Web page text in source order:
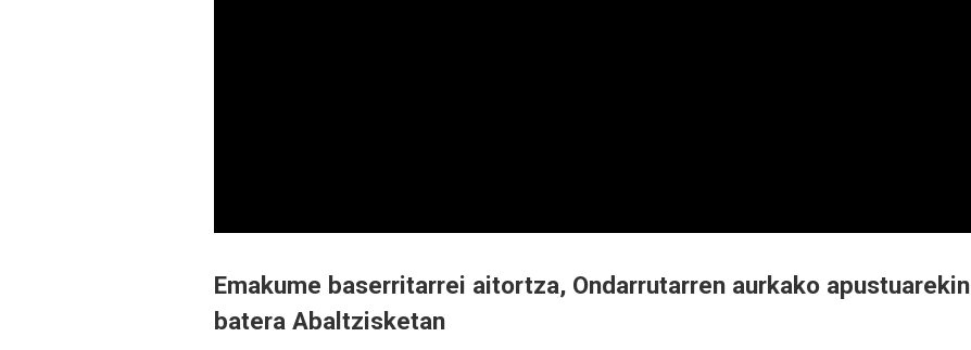
Emakume baserritarrei aitortza, Ondarrutarren aurkako apustuarekin
batera Abaltzisketan